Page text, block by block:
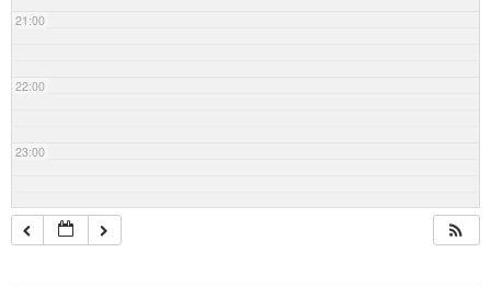
21:00
22:00
23:00